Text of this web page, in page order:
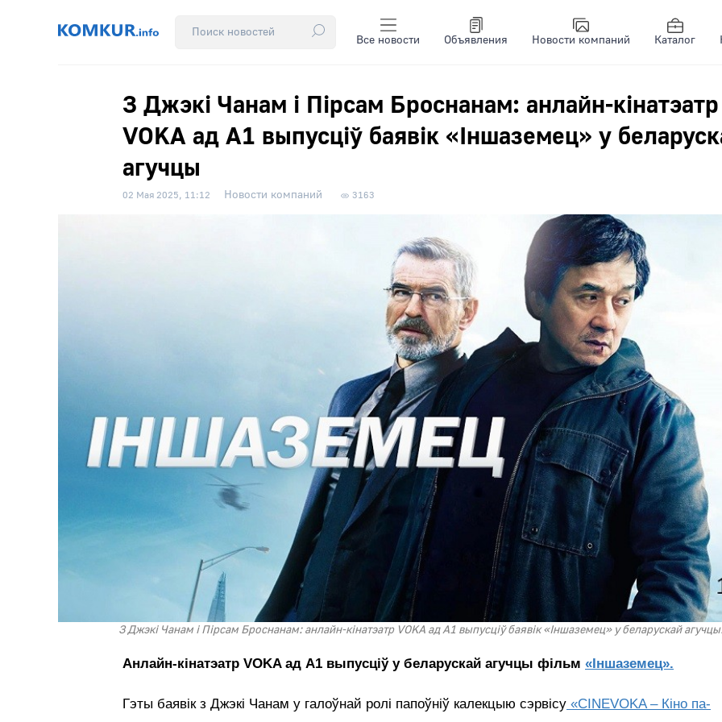
Все новости Объявления Новости компаний Каталог
З Джэкі Чанам і Пірсам Броснанам: анлайн-кінатэатр
VOKA ад А1 выпусціў баявік «Іншаземец» у
агучцы
02 Мая 2025, 11:12 Новости компаний 3163
З Джэкі Чанам і Пірсам Броснанам: анлайн-кінатэатр VOKA ад А1 выпусціў баявік «Іншаземец» у беларускай
Анлайн-кінатэатр VOKA ад А1 выпусціў у беларускай агучцы фільм «Іншаземец».
Гэты баявік з Джэкі Чанам у галоўнай ролі папоўніў калекцыю сэрвісу «CINEVOKA – Кіно па-